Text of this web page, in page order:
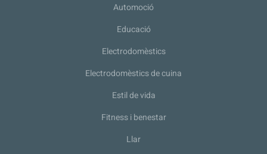
Automoció
Educació
Electrodomèstics
Electrodomèstics de cuina
Estil de vida
Fitness i benestar
Llar